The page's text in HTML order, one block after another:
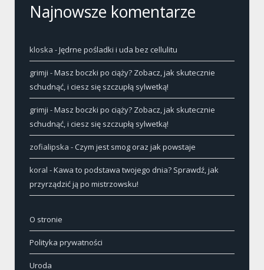
Najnowsze komentarze
kloska -Jędrne pośladki i uda bez cellulitu
grimji -Masz boczki po ciąży? Zobacz, jak skutecznie
schudnąć, i ciesz się szczupłą sylwetką!
grimji -Masz boczki po ciąży? Zobacz, jak skutecznie
schudnąć, i ciesz się szczupłą sylwetką!
zofialipska -Czym jest smog oraz jak powstaje
koral -Kawa to podstawa twojego dnia? Sprawdź, jak
przyrządzić ją po mistrzowsku!
O stronie
Polityka prywatności
Uroda